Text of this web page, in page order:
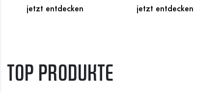
jetzt entdecken jetzt entdecken
TOP PRODUKTE